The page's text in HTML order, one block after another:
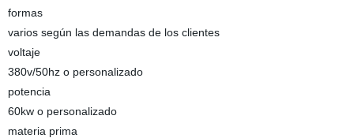
formas
varios según las demandas de los clientes
voltaje
380v/50hz o personalizado
potencia
60kw o personalizado
materia prima